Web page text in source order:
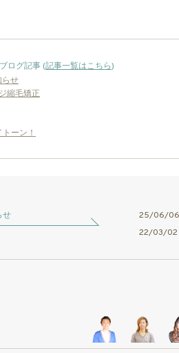
ログ記事 (記事一覧はこちら)
らせ
縮毛矯正
ーン！
せ
25/06/
22/03/